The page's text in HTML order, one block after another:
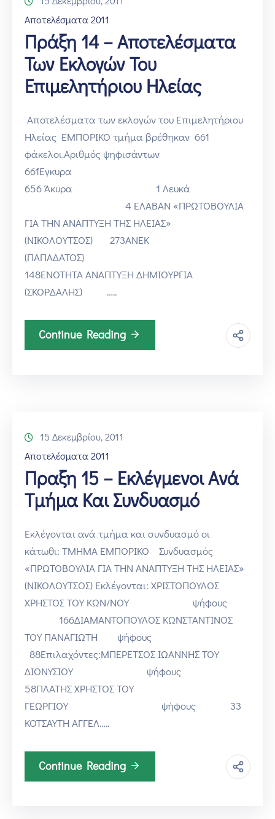
Αποτελέσματα 2011
Πράξη 14 – Αποτελέσματα
Των Εκλογών Του
Επιμελητήριου Ηλείας
Αποτελέσματα των εκλογών του Επιμελητήριου
Ηλείας ΕΜΠΟΡΙΚΟ τμήμα βρέθηκαν 661
φάκελοι.Αριθμός ψηφισάντων
661Έγκυρα
656 Άκυρα 1 Λευκά
4 ΕΛΑΒΑΝ «ΠΡΩΤΟΒΟΥΛΙΑ
ΓΙΑ ΤΗΝ ΑΝΑΠΤΥΞΗ ΤΗΣ ΗΛΕΙΑΣ»
(ΝΙΚΟΛΟΥΤΣΟΣ) 273ΑΝΕΚ
148ΕΝΟΤΗΤΑ ΑΝΑΠΤΥΞΗ ΔΗΜΙΟΥΡΓΙΑ
(ΣΚΟΡΔΑΛΗΣ) …..
Continue Reading
15 Δεκεμβρίου, 2011
Αποτελέσματα 2011
Πραξη 15 – Eκλέγμενοι Ανά
Τμήμα Και Συνδυασμό
Eκλέγονται ανά τμήμα και συνδυασμό οι
κάτωθι: ΤΜΗΜΑ ΕΜΠΟΡΙΚΟ Συνδυασμός
«ΠΡΩΤΟΒΟΥΛΙΑ ΓΙΑ ΤΗΝ ΑΝΑΠΤΥΞΗ ΤΗΣ ΗΛΕΙΑΣ»
(ΝΙΚΟΛΟΥΤΣΟΣ) Εκλέγονται: ΧΡΙΣΤΟΠΟΥΛΟΣ
ΧΡΗΣΤΟΣ ΤΟΥ ΚΩΝ/ΝΟΥ ψήφους
166ΔΙΑΜΑΝΤΟΠΟΥΛΟΣ ΚΩΝΣΤΑΝΤΙΝΟΣ
ΤΟΥ ΠΑΝΑΓΙΩΤΗ ψήφους
88Επιλαχόντες:ΜΠΕΡΕΤΣΟΣ ΙΩΑΝΝΗΣ ΤΟΥ
ΔΙΟΝΥΣΙΟΥ ψήφους
58ΠΛΑΤΗΣ ΧΡΗΣΤΟΣ ΤΟΥ
ΓΕΩΡΓΙΟΥ ψήφους 33
ΚΟΤΣΑΥΤΗ ΑΓΓΕΛ…..
Continue Reading